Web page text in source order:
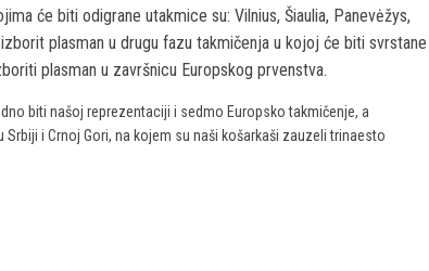
će biti odigrane utakmice su: Vilnius, Šiaulia, Panevėžys,
plasman u drugu fazu takmičenja u kojoj će biti svrstane
plasman u završnicu Europskog prvenstva.
biti našoj reprezentaciji i sedmo Europsko takmičenje, a
i Crnoj Gori, na kojem su naši košarkaši zauzeli trinaesto